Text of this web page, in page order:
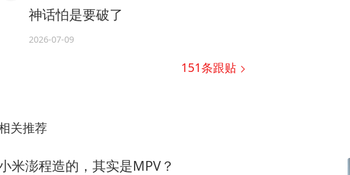
神话怕是要破了
2026-07-09
151条跟贴
关推荐
米澎程造的，其实是MPV？